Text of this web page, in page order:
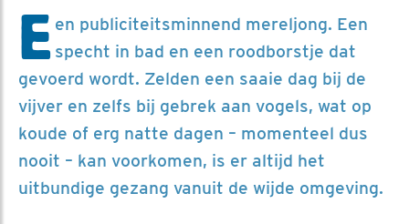
E en publiciteitsminnend mereljong. Een
specht in bad en een roodborstje dat
gevoerd wordt. Zelden een saaie dag bij de
vijver en zelfs bij gebrek aan vogels, wat op
koude of erg natte dagen – momenteel dus
nooit – kan voorkomen, is er altijd het
uitbundige gezang vanuit de wijde omgeving.